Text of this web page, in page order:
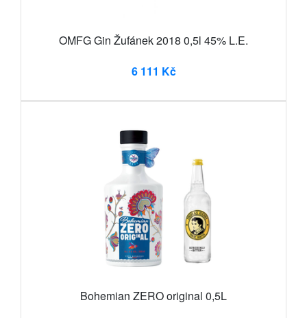
OMFG Gin Žufánek 2018 0,5l 45% L.E.
6 111 Kč
Bohemian ZERO original 0,5L